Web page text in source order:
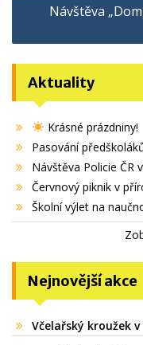
příspěvek
Návštěva
Aktuality
Krásné prázdniny!
Pasování
Návštěva Policie ČR
Červnový piknik v
Školní výlet na
Nejnovější akce
Včelařský kroužek